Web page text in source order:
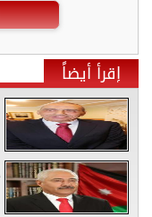
إقرأ أيضاً